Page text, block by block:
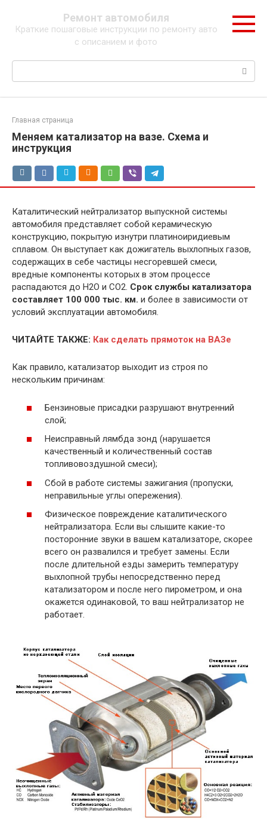
контенту
Ремонт автомобиля
Краткие пошаговые инструкции по ремонту авто
с описанием и фото
Поиск:
Главная страница
Меняем катализатор на вазе. Схема и
инструкция
Каталитический нейтрализатор выпускной системы
автомобиля представляет собой керамическую
конструкцию, покрытую изнутри платиноиридиевым
сплавом. Он выступает как дожигатель выхлопных газов,
содержащих в себе частицы несгоревшей смеси,
вредные компоненты которых в этом процессе
распадаются до Н2О и СО2. Срок службы катализатора
составляет 100 000 тыс. км. и более в зависимости от
условий эксплуатации автомобиля.
ЧИТАЙТЕ ТАКЖЕ: Как сделать прямоток на ВАЗе
Как правило, катализатор выходит из строя по
нескольким причинам:
Бензиновые присадки разрушают внутренний
слой;
Неисправный лямбда зонд (нарушается
качественный и количественный состав
топливовоздушной смеси);
Сбой в работе системы зажигания (пропуски,
неправильные углы опережения).
Физическое повреждение каталитического
нейтрализатора. Если вы слышите какие-то
посторонние звуки в вашем катализаторе, скорее
всего он развалился и требует замены. Если
после длительной езды замерить температуру
выхлопной трубы непосредственно перед
катализатором и после него пирометром, и она
окажется одинаковой, то ваш нейтрализатор не
работает.